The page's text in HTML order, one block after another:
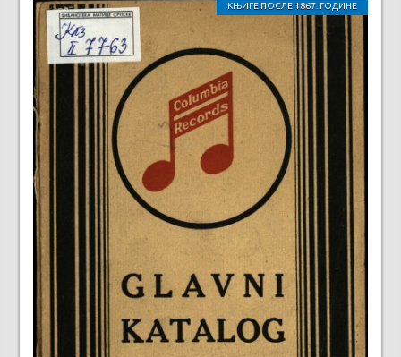
КЊИГЕ ПОСЛЕ 1867. ГОДИНЕ